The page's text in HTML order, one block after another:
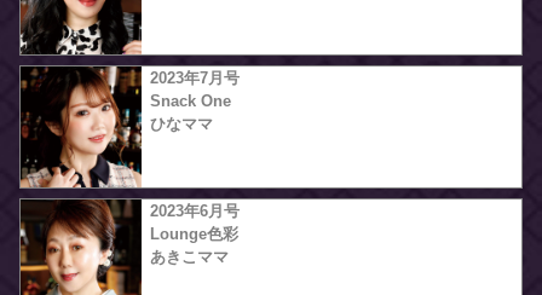
2023年7月号
Snack One
ひなママ
2023年6月号
Lounge色彩
あきこママ